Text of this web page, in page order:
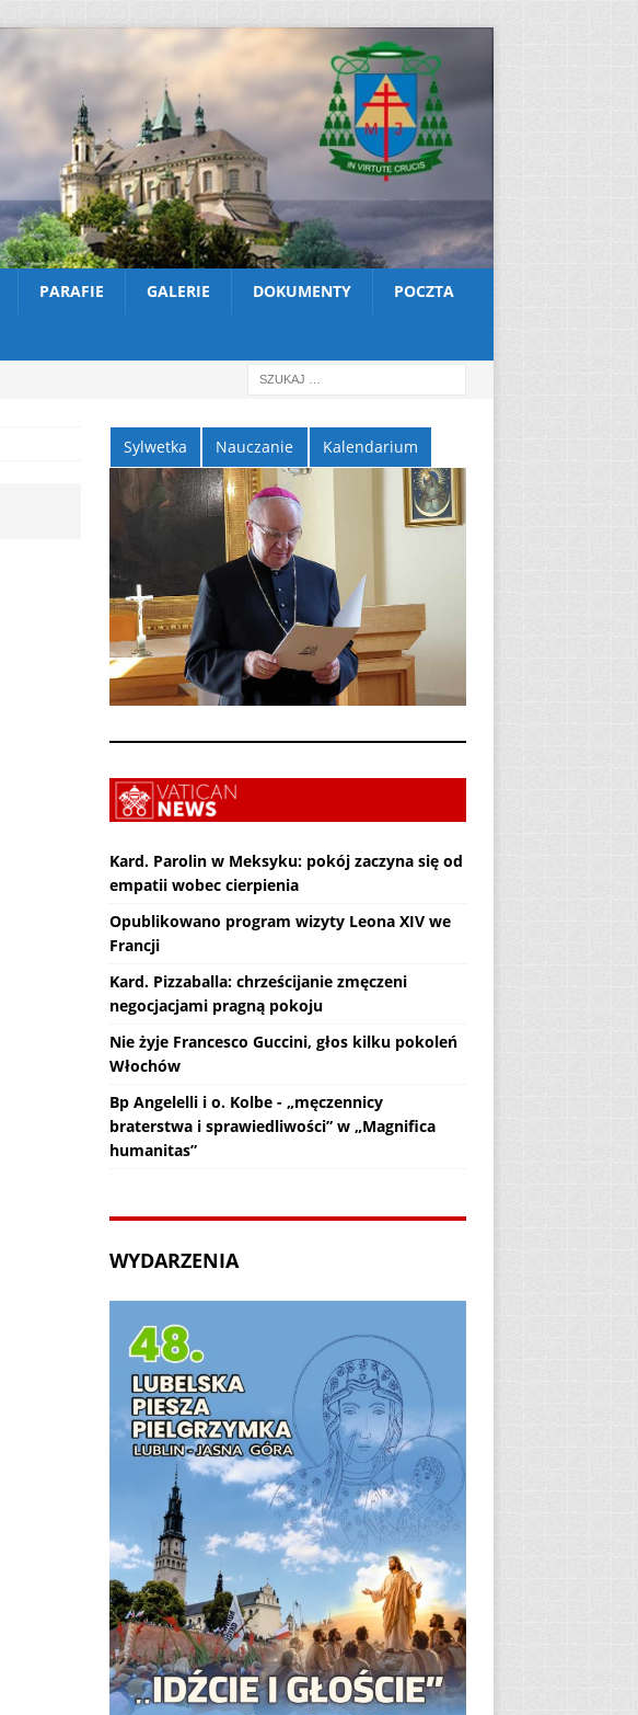
PARAFIE GALERIE DOKUMENTY POCZTA
Sylwetka Nauczanie Kalendarium
Kard. Parolin w Meksyku: pokój zaczyna się od
empatii wobec cierpienia
Opublikowano program wizyty Leona XIV we
Francji
Kard. Pizzaballa: chrześcijanie zmęczeni
negocjacjami pragną pokoju
Nie żyje Francesco Guccini, głos kilku pokoleń
Włochów
Bp Angelelli i o. Kolbe - „męczennicy
braterstwa i sprawiedliwości” w „Magnifica
humanitas”
WYDARZENIA